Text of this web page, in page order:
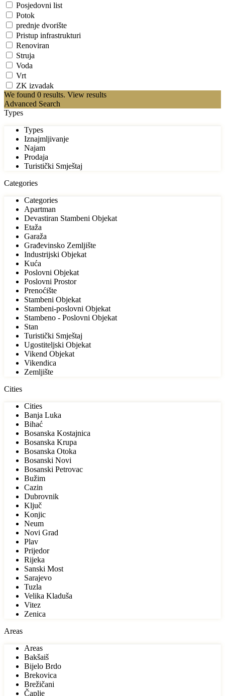
Posjedovni list
Potok
prednje dvorište
Pristup infrastrukturi
Renoviran
Struja
Voda
Vrt
ZK izvadak
We found 0 results. View results
Advanced Search
Types
Types
Iznajmljivanje
Najam
Prodaja
Turistički Smještaj
Categories
Categories
Apartman
Devastiran Stambeni Objekat
Etaža
Garaža
Građevinsko Zemljište
Industrijski Objekat
Kuća
Poslovni Objekat
Poslovni Prostor
Prenoćište
Stambeni Objekat
Stambeni-poslovni Objekat
Stambeno - Poslovni Objekat
Stan
Turistički Smještaj
Ugostiteljski Objekat
Vikend Objekat
Vikendica
Zemljište
Cities
Cities
Banja Luka
Bihać
Bosanska Kostajnica
Bosanska Krupa
Bosanska Otoka
Bosanski Novi
Bosanski Petrovac
Bužim
Cazin
Dubrovnik
Ključ
Konjic
Neum
Novi Grad
Plav
Prijedor
Rijeka
Sanski Most
Sarajevo
Tuzla
Velika Kladuša
Vitez
Zenica
Areas
Areas
Bakšaiš
Bijelo Brdo
Brekovica
Brežičani
Čaplje